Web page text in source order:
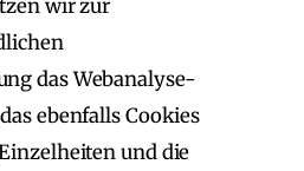
wir zur
das Webanalyse-
ebenfalls Cookies
und die